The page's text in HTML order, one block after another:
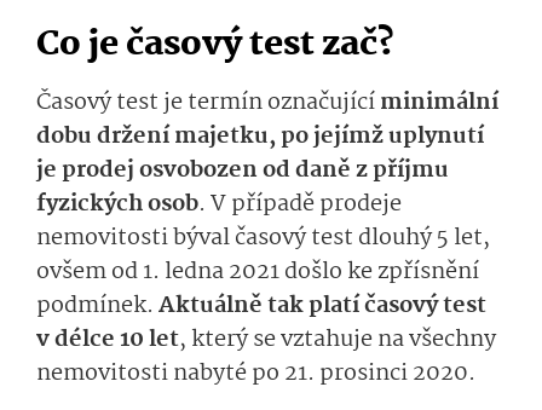
Co je časový test zač?
Časový test je termín označujícíminimální
dobu držení majetku, po jejímž uplynutí
je prodej osvobozen od daně z příjmu
fyzických osob. V případě prodeje
nemovitosti býval časový test dlouhý 5 let,
ovšem od 1. ledna 2021 došlo ke zpřísnění
podmínek. Aktuálně tak platí časový test
v délce 10 let, který se vztahuje na všechny
nemovitosti nabyté po 21. prosinci 2020.